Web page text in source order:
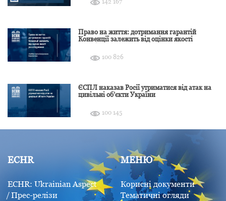
Право на життя: дотримання гарантій
Конвенції залежить від оцінки якості
100 826
ЄСПЛ наказав Росії утриматися від атак на
цивільні об’єкти України
100 145
ECHR
ECHR: Ukrainian Aspect
Прес-релізи
МЕНЮ
Корисні документи
Тематичні огляди